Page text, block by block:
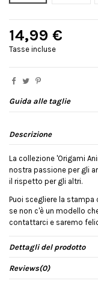
14,99 €
Tasse incluse
Guida alle taglie
Descrizione
La collezione 'Origami
nostra passione per gli
il rispetto per gli altri.
Puoi scegliere la stampa
se non c'è un modello
contattarci e saremo
Dettagli del prodotto
Reviews(0)